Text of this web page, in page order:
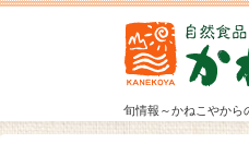
旬情報～かねこやから